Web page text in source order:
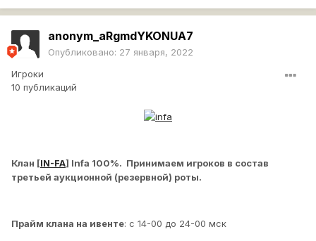
anonym_aRgmdYKONUA7
Опубликовано: 27 января, 2022
Игроки
10 публикаций
Клан [IN-FA] Infa 100%. Принимаем игроков в состав
третьей аукционной (резервной) роты.
Прайм клана на ивенте: с 14-00 до 24-00 мск